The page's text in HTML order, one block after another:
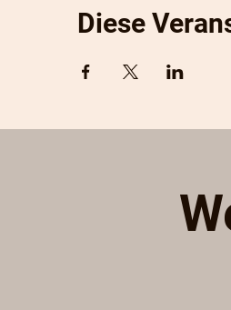
Diese